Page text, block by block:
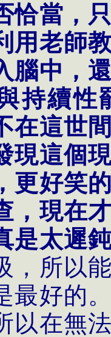
恰當，
用老師
腦中，
持續性
在這世
現這個
更好笑
，現在
是太遲
，所以
最好的
以在無